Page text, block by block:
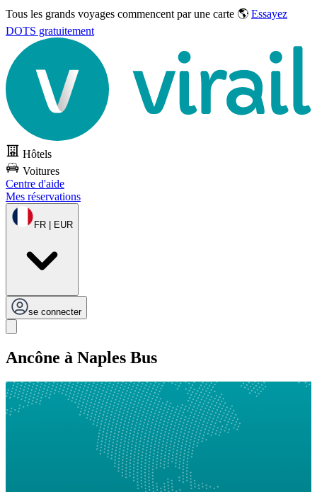
Tous les grands voyages commencent par une carte 🌎 Essayez
DOTS gratuitement
Hôtels
Voitures
Centre d'aide
Mes réservations
FR | EUR
se connecter
Ancône à Naples Bus